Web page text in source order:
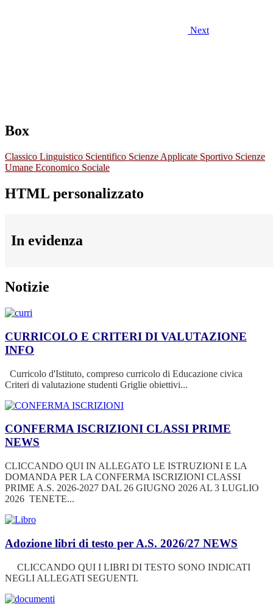
Next
Box
Classico Linguistico Scientifico Scienze Applicate Sportivo Scienze
Umane Economico Sociale
HTML personalizzato
In evidenza
Notizie
CURRICOLO E CRITERI DI VALUTAZIONE
INFO
Curricolo d'Istituto, compreso curricolo di Educazione civica
Criteri di valutazione studenti Griglie obiettivi...
CONFERMA ISCRIZIONI CLASSI PRIME
NEWS
CLICCANDO QUI IN ALLEGATO LE ISTRUZIONI E LA
DOMANDA PER LA CONFERMA ISCRIZIONI CLASSI
PRIME A.S. 2026-2027 DAL 26 GIUGNO 2026 AL 3 LUGLIO
2026 TENETE...
Adozione libri di testo per A.S. 2026/27 NEWS
CLICCANDO QUI I LIBRI DI TESTO SONO INDICATI
NEGLI ALLEGATI SEGUENTI.